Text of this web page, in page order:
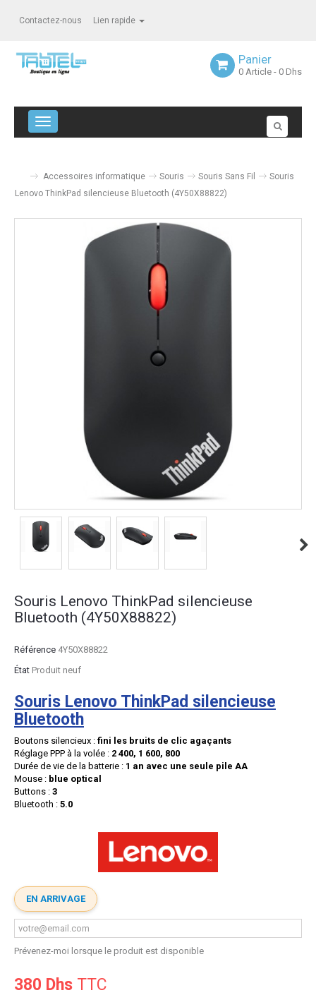
Contactez-nous Lien rapide
Panier
0 Article - 0 Dhs
Navigation bascule
Accessoires informatique Souris Souris Sans Fil
Souris
Lenovo ThinkPad silencieuse Bluetooth (4Y50X88822)
Souris Lenovo ThinkPad silencieuse
Bluetooth (4Y50X88822)
Référence 4Y50X88822
État Produit neuf
Souris Lenovo ThinkPad silencieuse
Bluetooth
Boutons silencieux : fini les bruits de clic agaçants
Réglage PPP à la volée : 2 400, 1 600, 800
Durée de vie de la batterie : 1 an avec une seule pile AA
Mouse : blue optical
Buttons : 3
Bluetooth : 5.0
EN ARRIVAGE
Prévenez-moi lorsque le produit est disponible
380 Dhs TTC